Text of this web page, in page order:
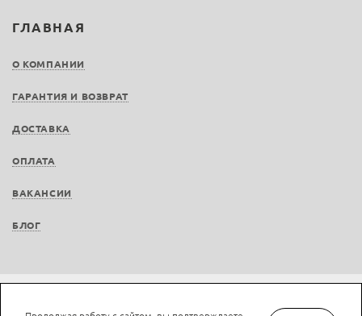
ГЛАВНАЯ
О КОМПАНИИ
ГАРАНТИЯ И ВОЗВРАТ
ДОСТАВКА
ОПЛАТА
ВАКАНСИИ
БЛОГ
Не является публичной офертой © LAN-art.ru, 2013—2026. Все права защищены.